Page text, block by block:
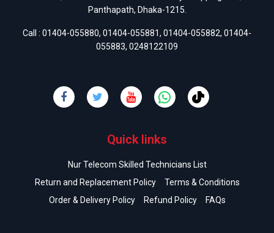
Panthapath, Dhaka-1215.
Call : 01404-055880, 01404-055881, 01404-055882, 01404-
055883, 0248122109
Quick links
Nur Telecom Skilled Technicians List
Return and Replacement Policy
Terms & Conditions
Order & Delivery Policy
Refund Policy FAQs